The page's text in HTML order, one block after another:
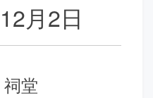
月2日
堂